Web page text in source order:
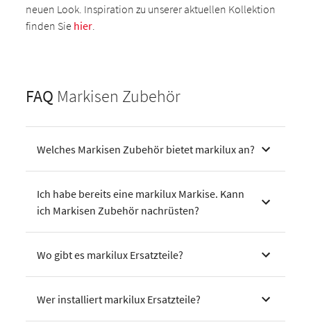
neuen Look. Inspiration zu unserer aktuellen Kollektion
finden Sie hier.
FAQ Markisen Zubehör
Welches Markisen Zubehör bietet markilux an?
Ich habe bereits eine markilux Markise. Kann
ich Markisen Zubehör nachrüsten?
Wo gibt es markilux Ersatzteile?
Wer installiert markilux Ersatzteile?